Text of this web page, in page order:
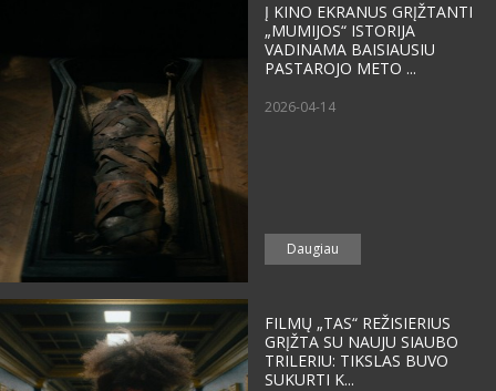
Į KINO EKRANUS GRĮŽTANTI
„MUMIJOS“ ISTORIJA
VADINAMA BAISIAUSIU
PASTAROJO METO ...
2026-04-14
Daugiau
FILMŲ „TAS“ REŽISIERIUS
GRĮŽTA SU NAUJU SIAUBO
TRILERIU: TIKSLAS BUVO
SUKURTI K...